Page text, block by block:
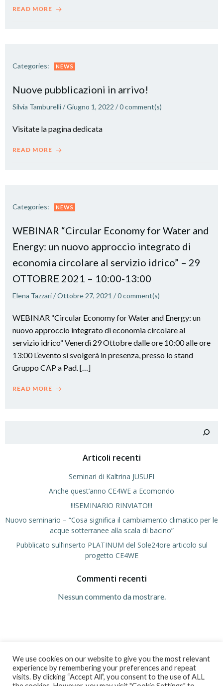
READ MORE
Categories: NEWS
Nuove pubblicazioni in arrivo!
Silvia Tamburelli/Giugno 1, 2022 /0comment(s)
Visitate la pagina dedicata
READ MORE
Categories: NEWS
WEBINAR “Circular Economy for Water and
Energy: un nuovo approccio integrato di
economia circolare al servizio idrico” – 29
OTTOBRE 2021 – 10:00-13:00
Elena Tazzari/Ottobre 27, 2021 /0comment(s)
WEBINAR “Circular Economy for Water and Energy: un
nuovo approccio integrato di economia circolare al
servizio idrico“ Venerdì 29 Ottobre dalle ore 10:00 alle ore
13:00 L’evento si svolgerà in presenza, presso lo stand
Gruppo CAP a Pad. […]
READ MORE
Articoli recenti
Seminari di Kaltrina JUSUFI
Anche quest’anno CE4WE a Ecomondo
!!!SEMINARIO RINVIATO!!!
Nuovo seminario – “Cosa significa il cambiamento climatico per le
acque sotterranee alla scala di bacino”
Pubblicato sull’inserto PLATINUM del Sole24ore articolo sul
progetto CE4WE
Commenti recenti
Nessun commento da mostrare.
We use cookies on our website to give you the most relevant
experience by remembering your preferences and repeat
visits. By clicking “Accept All”, you consent to the use of ALL